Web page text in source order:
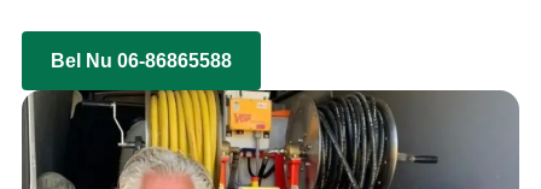
Bel Nu 06-86865588